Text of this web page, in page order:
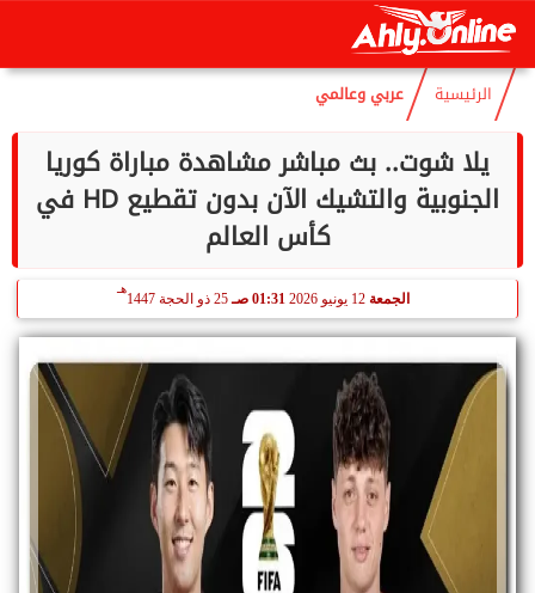
الأحد
الرئيسية عربي وعالمي
يلا شوت.. بث مباشر مشاهدة مباراة كوريا
الجنوبية والتشيك الآن بدون تقطيع HD في
كأس العالم
الجمعة 12 يونيو 2026 01:31 صـ 25 ذو الحجة 1447
هـ